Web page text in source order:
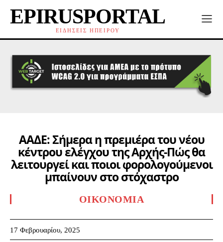
EPIRUSPORTAL
ΕΙΔΗΣΕΙΣ ΗΠΕΙΡΟΥ
ΑΑΔΕ: Σήμερα η πρεμιέρα του νέου
κέντρου ελέγχου της Αρχής-Πώς θα
λειτουργεί και ποιοι φορολογούμενοι
μπαίνουν στο στόχαστρο
ΟΙΚΟΝΟΜΊΑ
17 Φεβρουαρίου, 2025